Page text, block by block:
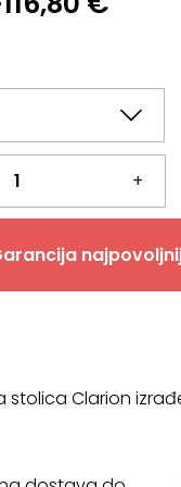
+
stolica Clarion